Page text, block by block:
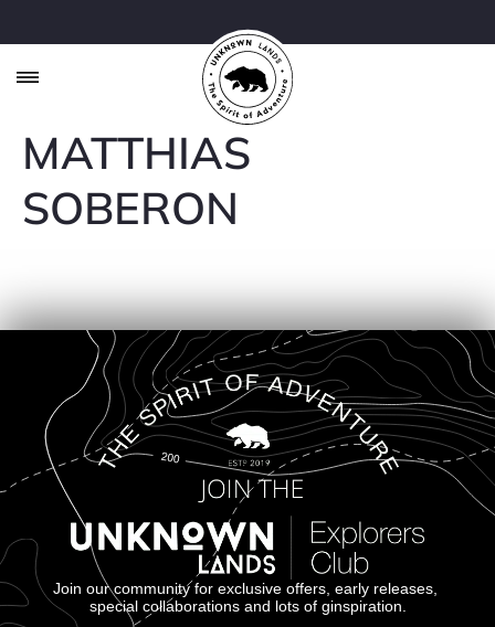
MATTHIAS
SOBERON
Join our community for exclusive offers, early releases,
special collaborations and lots of ginspiration.